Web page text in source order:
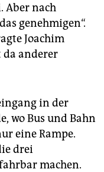
Aber nach
genehmigen“.
Joachim
da anderer
in der
wo Bus und Bahn
eine Rampe.
drei
machen.